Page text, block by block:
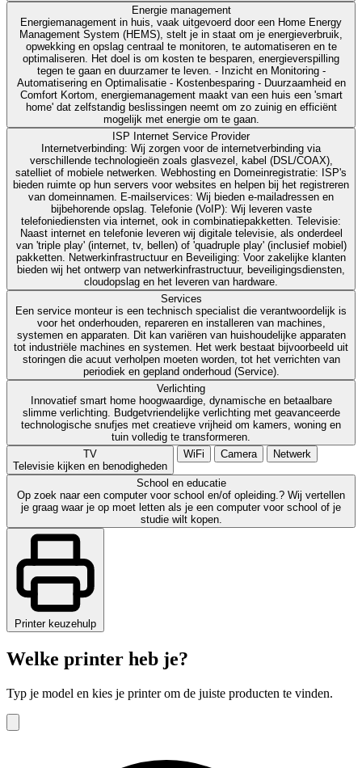
Energie management
Energiemanagement in huis, vaak uitgevoerd door een Home Energy
Management System (HEMS), stelt je in staat om je energieverbruik,
opwekking en opslag centraal te monitoren, te automatiseren en te
optimaliseren. Het doel is om kosten te besparen, energieverspilling
tegen te gaan en duurzamer te leven. - Inzicht en Monitoring -
Automatisering en Optimalisatie - Kostenbesparing - Duurzaamheid en
Comfort Kortom, energiemanagement maakt van een huis een 'smart
home' dat zelfstandig beslissingen neemt om zo zuinig en efficiënt
mogelijk met energie om te gaan.
ISP Internet Service Provider
Internetverbinding: Wij zorgen voor de internetverbinding via
verschillende technologieën zoals glasvezel, kabel (DSL/COAX),
satelliet of mobiele netwerken. Webhosting en Domeinregistratie: ISP's
bieden ruimte op hun servers voor websites en helpen bij het registreren
van domeinnamen. E-mailservices: Wij bieden e-mailadressen en
bijbehorende opslag. Telefonie (VoIP): Wij leveren vaste
telefoniediensten via internet, ook in combinatiepakketten. Televisie:
Naast internet en telefonie leveren wij digitale televisie, als onderdeel
van 'triple play' (internet, tv, bellen) of 'quadruple play' (inclusief mobiel)
pakketten. Netwerkinfrastructuur en Beveiliging: Voor zakelijke klanten
bieden wij het ontwerp van netwerkinfrastructuur, beveiligingsdiensten,
cloudopslag en het leveren van hardware.
Services
Een service monteur is een technisch specialist die verantwoordelijk is
voor het onderhouden, repareren en installeren van machines,
systemen en apparaten. Dit kan variëren van huishoudelijke apparaten
tot industriële machines en systemen. Het werk bestaat bijvoorbeeld uit
storingen die acuut verholpen moeten worden, tot het verrichten van
periodiek en gepland onderhoud (Service).
Verlichting
Innovatief smart home hoogwaardige, dynamische en betaalbare
slimme verlichting. Budgetvriendelijke verlichting met geavanceerde
technologische snufjes met creatieve vrijheid om kamers, woning en
tuin volledig te transformeren.
TV
Televisie kijken en benodigheden
WiFi Camera Netwerk
School en educatie
Op zoek naar een computer voor school en/of opleiding.? Wij vertellen
je graag waar je op moet letten als je een computer voor school of je
studie wilt kopen.
Printer keuzehulp
Welke printer heb je?
Typ je model en kies je printer om de juiste producten te vinden.